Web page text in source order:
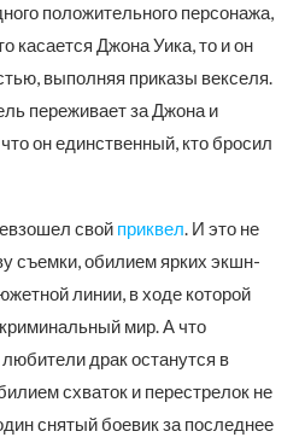
положительного персонажа,
касается Джона Уика, то и он
выполняя приказы векселя.
переживает за Джона и
он единственный, кто бросил
свой приквел. И это не
съемки, обилием ярких экшн-
линии, в ходе которой
мир. А что
драк останутся в
схваток и перестрелок не
снятый боевик за последнее